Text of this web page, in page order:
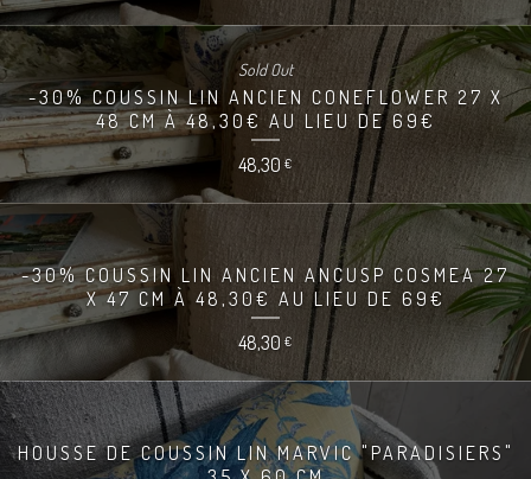
-30% COUSSIN LIN ANCIEN CONEFLOWER 27 X
48 CM À 48,30€ AU LIEU DE 69€
48,30 €
Sold Out
-30% COUSSIN LIN ANCIEN ANCUSP COSMEA 27
X 47 CM À 48,30€ AU LIEU DE 69€
48,30 €
HOUSSE DE COUSSIN LIN MARVIC "PARADISIERS"